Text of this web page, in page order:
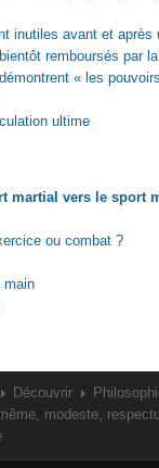
inutiles avant et
remboursés par
« les
ultime
martial vers le sport
ou combat ?
main
Découvrir
modeste,